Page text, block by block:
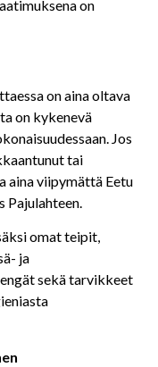
on
on aina oltava
on kykenevä
Jos
tai
aina viipymättä Eetu
Pajulahteen.
omat teipit,
ja
sekä tarvikkeet